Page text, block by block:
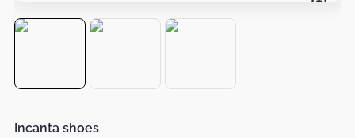
Incanta shoes
Cuadro